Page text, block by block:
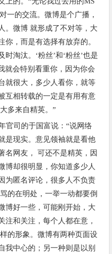
一的交流。微博是个广播，
。微博 就形成了不对等，大
你，而是有选择有放弃的。
淘汰。‘粉丝’和‘粉丝’也是
就会特别看重你，因为你会
就很大，多少人看你，就等
互相转载的一定是有用有意
多来自精英。”
司的于国富说：“说网络
是现实。意见领袖就是看他
名网友， 可还不是精英，因
博却很明显，你知道多少人
为匿名评论，很多人不负责
的在明处，一举一动都要倒
博好一些，可能刚开始，大
注和关注，每个人都在意，
的形象。微博有两种页面设
我中心的；另一种则是以别